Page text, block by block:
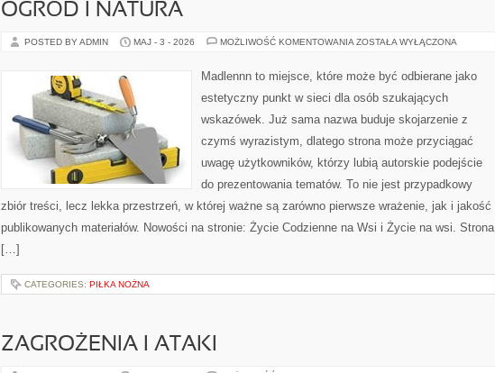
OGRÓD I NATURA
POSTED BY ADMIN MAJ - 3 - 2026 MOŻLIWOŚĆ KOMENTOWANIA OGRÓD
ZOSTAŁA WYŁĄCZONA
Madlennn to miejsce, które może być odbierane jako
estetyczny punkt w sieci dla osób szukających
wskazówek. Już sama nazwa buduje skojarzenie z
czymś wyrazistym, dlatego strona może przyciągać
uwagę użytkowników, którzy lubią autorskie podejście
do prezentowania tematów. To nie jest przypadkowy
zbiór treści, lecz lekka przestrzeń, w której ważne są zarówno pierwsze wrażenie, jak i jakość
publikowanych materiałów. Nowości na stronie: Życie Codzienne na Wsi i Życie na wsi. Strona
[…]
CATEGORIES: PIŁKA NOŻNA
ZAGROŻENIA I ATAKI